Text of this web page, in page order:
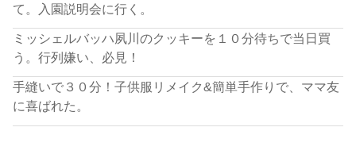
て。入園説明会に行く。
ミッシェルバッハ夙川のクッキーを１０分待ちで当日買
う。行列嫌い、必見！
手縫いで３０分！子供服リメイク&簡単手作りで、ママ友
に喜ばれた。